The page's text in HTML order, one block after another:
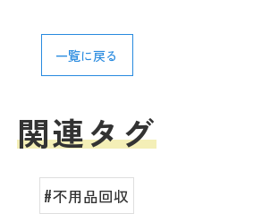
一覧に戻る
関連タグ
#不用品回収